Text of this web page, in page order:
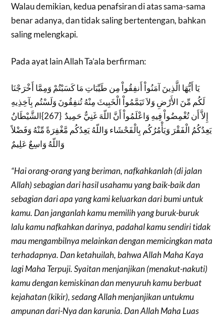
Walau demikian, kedua penafsiran di atas sama-sama
benar adanya, dan tidak saling bertentengan, bahkan
saling melengkapi.
Pada ayat lain Allah Ta’ala berfirman:
يَا أَيُّهَا الَّذِينَ آمَنُواْ أَنفِقُواْ مِن طَيِّبَاتِ مَا كَسَبْتُمْ وَمِمَّا أَخْرَجْنَا
لَكُم مِّنَ الأَرْضِ وَلاَ تَيَمَّمُواْ الْخَبِيثَ مِنْهُ تُنفِقُونَ وَلَسْتُم بِآخِذِيهِ
إِلاَّ أَن تُغْمِضُواْ فِيهِ وَاعْلَمُواْ أَنَّ اللّهَ غَنِيٌّ حَمِيدٌ {267}الشَّيْطَانُ
يَعِدُكُمُ الْفَقْرَ وَيَأْمُرُكُم بِالْفَحْشَاء وَاللّهُ يَعِدُكُم مَّغْفِرَةً مِّنْهُ وَفَضْلاً
وَاللّهُ وَاسِعٌ عَلِيمٌ
“Hai orang-orang yang beriman, nafkahkanlah (di jalan
Allah) sebagian dari hasil usahamu yang baik-baik dan
sebagian dari apa yang kami keluarkan dari bumi untuk
kamu. Dan janganlah kamu memilih yang buruk-buruk
lalu kamu nafkahkan darinya, padahal kamu sendiri tidak
mau mengambilnya melainkan dengan memicingkan mata
terhadapnya. Dan ketahuilah, bahwa Allah Maha Kaya
lagi Maha Terpuji. Syaitan menjanjikan (menakut-nakuti)
kamu dengan kemiskinan dan menyuruh kamu berbuat
kejahatan (kikir), sedang Allah menjanjikan untukmu
ampunan dari-Nya dan karunia. Dan Allah Maha Luas